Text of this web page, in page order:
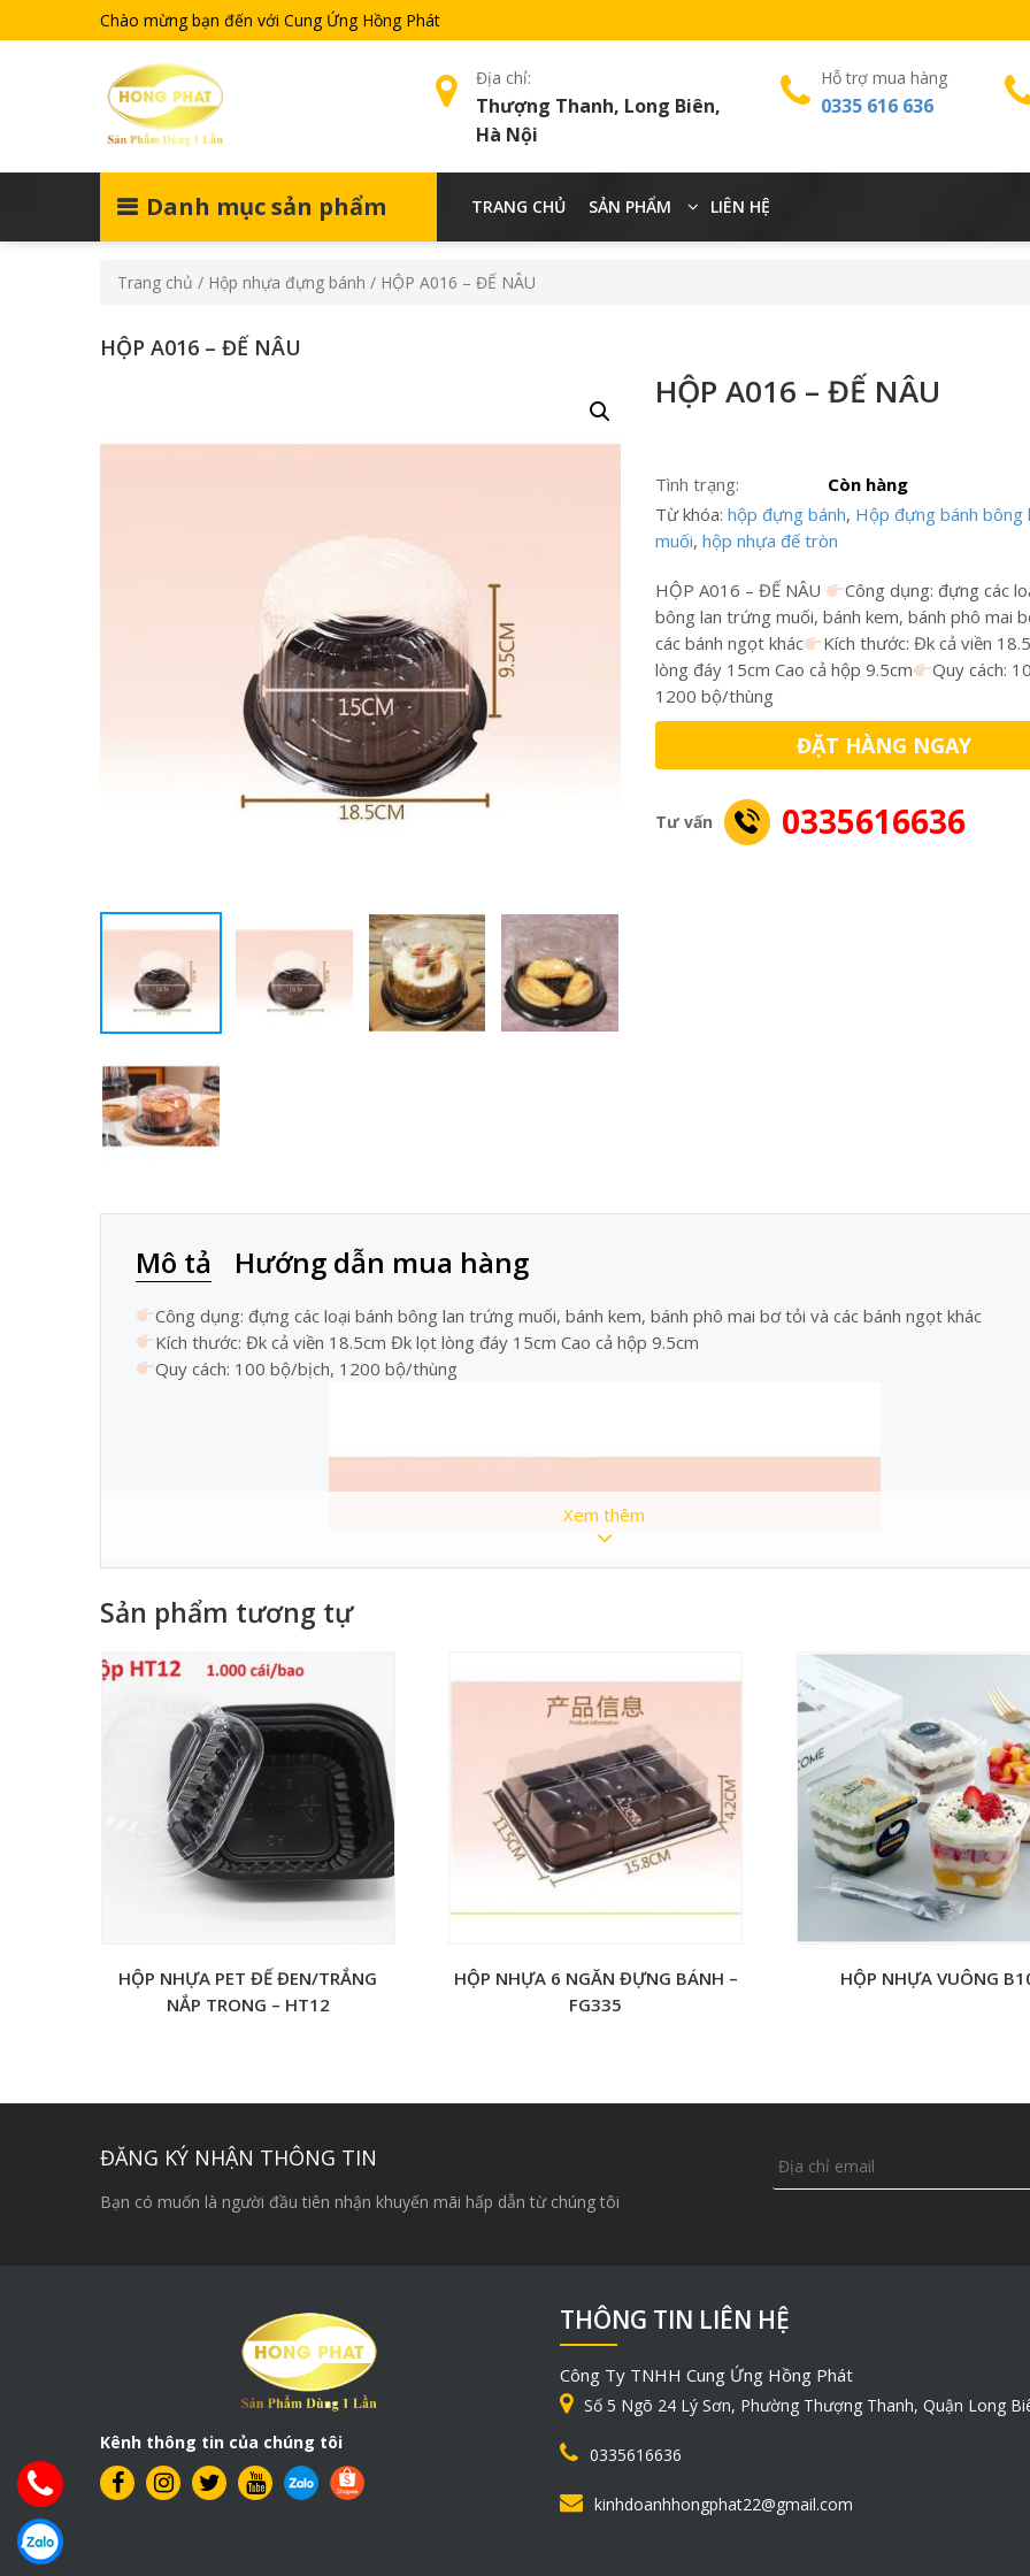
Chào mừng bạn đến với Cung Ứng Hồng Phát
Địa chỉ:
Thượng Thanh, Long Biên,
Hà Nội
Hỗ trợ mua hàng
0335 616 636
Danh mục sản phẩm TRANG CHỦ SẢN PHẨM LIÊN HỆ
Trang chủ / Hộp nhựa đựng bánh / HỘP A016 – ĐẾ NÂU
HỘP A016 – ĐẾ NÂU
HỘP A016 – ĐẾ NÂU
Tình trạng:
Còn hàng
Từ khóa: hộp đựng bánh, Hộp đựng bánh bông
muối, hộp nhựa đế tròn
HỘP A016 – ĐẾ NÂU
Công dụng: đựng các
bông lan trứng muối, bánh kem, bánh phô mai
các bánh ngọt khác
Kích thước: Đk cả viền
lòng đáy 15cm Cao cả hộp 9.5cm
Quy cách:
1200 bộ/thùng
ĐẶT HÀNG NGAY
Tư vấn 0335616636
Mô tả Hướng dẫn mua hàng
Công dụng: đựng các loại bánh bông lan trứng muối, bánh kem, bánh phô mai bơ tỏi và các bánh ngọt khác
Kích thước: Đk cả viền 18.5cm Đk lọt lòng đáy 15cm Cao cả hộp 9.5cm
Quy cách: 100 bộ/bịch, 1200 bộ/thùng
Xem thêm
Sản phẩm tương tự
HỘP NHỰA PET ĐẾ ĐEN/TRẮNG
NẮP TRONG – HT12
HỘP NHỰA 6 NGĂN ĐỰNG BÁNH –
FG335
HỘP NHỰA VUÔNG
ĐĂNG KÝ NHẬN THÔNG TIN
Bạn có muốn là người đầu tiên nhận khuyến mãi hấp dẫn từ chúng tôi
Kênh thông tin của chúng tôi
THÔNG TIN LIÊN HỆ
Công Ty TNHH Cung Ứng Hồng Phát
Số 5 Ngõ 24 Lý Sơn, Phường Thượng Thanh, Quận Long
0335616636
kinhdoanhhongphat22@gmail.com